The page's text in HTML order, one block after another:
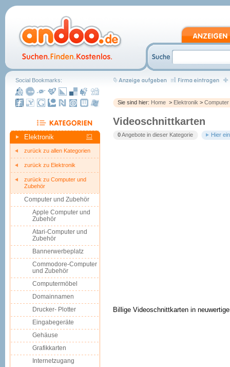
Sie sind hier: Home > Elektronik >
Videoschnittkarten
0Angebote in dieser Kategorie Hier
Billige Videoschnittkarten in
Social Bookmarks:
Elektronik
zurück zu allen Kategorien
zurück zu Elektronik
zurück zu Computer und
Zubehör
Computer und Zubehör
Apple Computer und
Zubehör
Atari-Computer und
Zubehör
Bannerwerbeplatz
Commodore-Computer
und Zubehör
Computermöbel
Domainnamen
Drucker- Plotter
Eingabegeräte
Gehäuse
Grafikkarten
Internetzugang